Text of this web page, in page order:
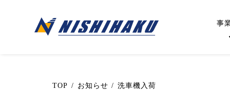
事
TOP / お知らせ / 洗車機入荷